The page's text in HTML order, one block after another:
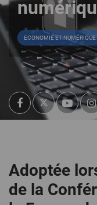
ECONOMIE ET NUMÉRIQUE
Adoptée
de la